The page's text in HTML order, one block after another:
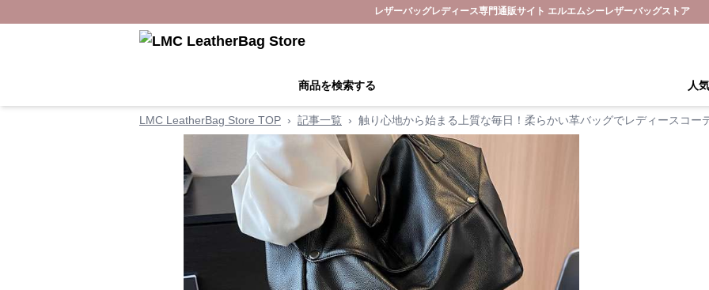
レザーバッグレディース専門通販サイト エルエムシーレザーバッグストア
商品を検索する 人
LMC LeatherBag Store TOP › 記事一覧 › 触り心地から始まる上質な毎日！柔らかい革バッグでレディースコ